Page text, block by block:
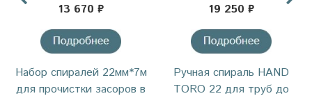
13 670 ₽
Набор спиралей 22мм*7м
для прочистки засоров в
19 250 ₽
Ручная спираль HAND
TORO 22 для труб до